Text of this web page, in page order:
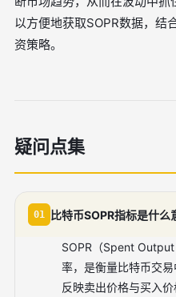
以方便地获取SOPR数据，结
资策略。
疑问点集
01 比特币SOPR指标是什么
SOPR（Spent
率，是衡量比特币交易
反映卖出价格与买入价